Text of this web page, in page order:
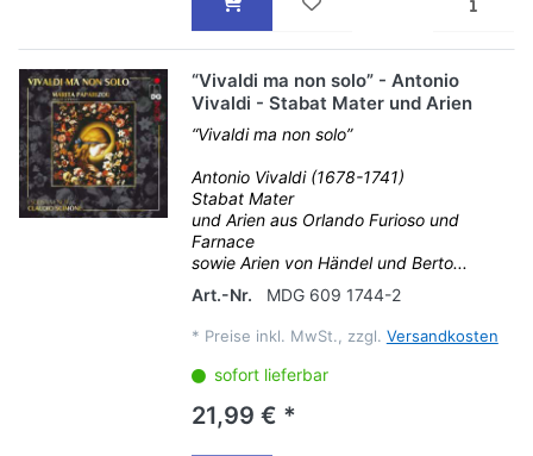
“Vivaldi ma non solo” - Antonio
Vivaldi - Stabat Mater und Arien
“Vivaldi ma non solo”
Antonio Vivaldi (1678-1741)
Stabat Mater
und Arien aus Orlando Furioso und
Farnace
sowie Arien von Händel und Berto...
Art.-Nr.
MDG 609 1744-2
* Preise inkl. MwSt., zzgl. Versandkosten
sofort lieferbar
21,99 € *